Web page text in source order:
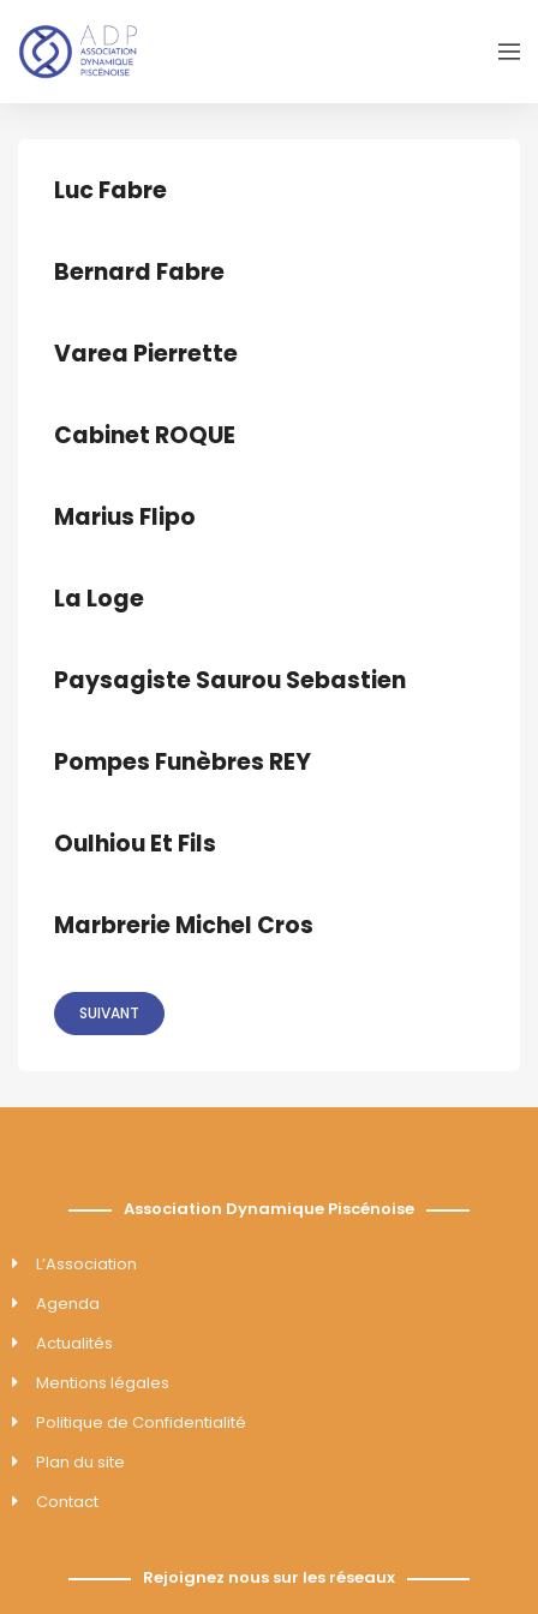
Luc Fabre
Bernard Fabre
Varea Pierrette
Cabinet ROQUE
Marius Flipo
La Loge
Paysagiste Saurou Sebastien
Pompes Funèbres REY
Oulhiou Et Fils
Marbrerie Michel Cros
SUIVANT
Association Dynamique Piscénoise
L’Association
Agenda
Actualités
Mentions légales
Politique de Confidentialité
Plan du site
Contact
Rejoignez nous sur les réseaux